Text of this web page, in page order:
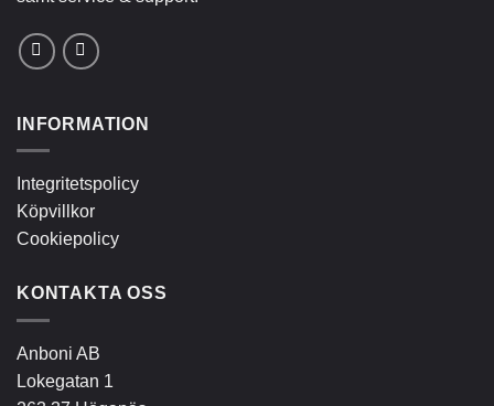
INFORMATION
Integritetspolicy
Köpvillkor
Cookiepolicy
KONTAKTA OSS
Anboni AB
Lokegatan 1